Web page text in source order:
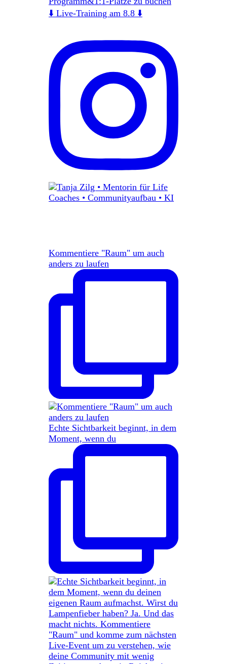
⬇️ Live-Training am 8.8 ⬇️
Kommentiere "Raum" um auch
anders zu laufen
Echte Sichtbarkeit beginnt, in dem
Moment, wenn du